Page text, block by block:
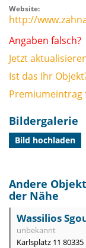
Website:
http://
Angaben falsch?
Jetzt
Ist das Ihr
Premiumeintrag
Bildergalerie
Bild hochladen
Andere
der Nähe
Wassilios
unbekannt
Karlsplatz 11